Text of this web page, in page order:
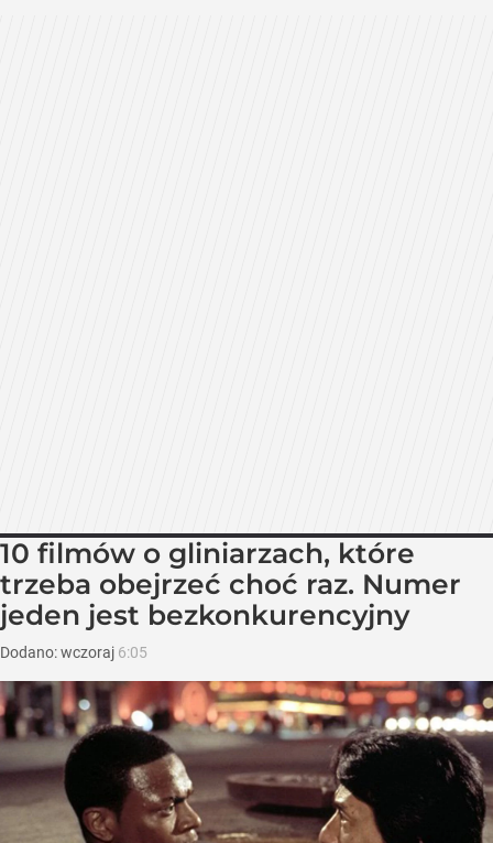
10 filmów o gliniarzach, które
trzeba obejrzeć choć raz. Numer
jeden jest bezkonkurencyjny
Dodano:wczoraj 6:05